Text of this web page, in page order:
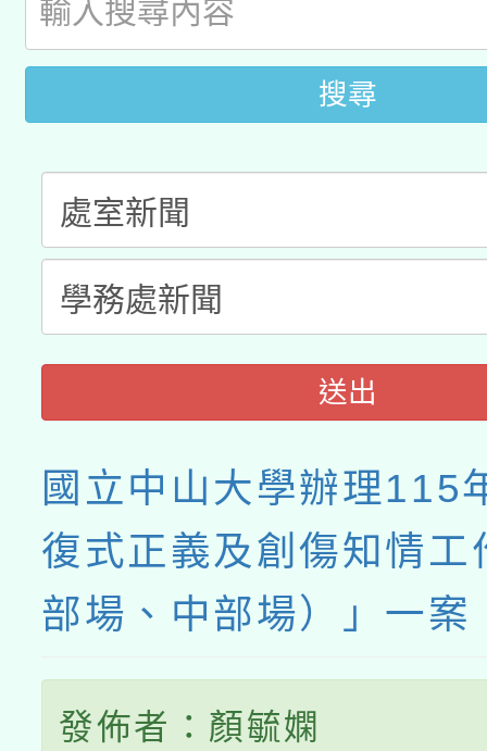
方素養工作坊新北場」
「族語學習班」招生簡
文教學共融平台-教案
件」活動簡章
教育部國民及學前教育
年度COVID-19疫苗接
接種對象擴大為「滿6
接種之民眾」措施，延
月28日止
搜尋
送出
國立中山大學辦理115
復式正義及創傷知情工
部場、中部場）」一案
發佈者：顏毓嫻